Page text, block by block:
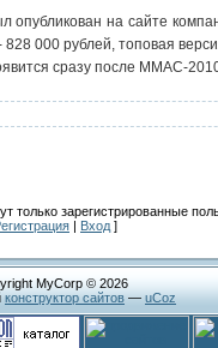
опубликован на сайте
000 рублей, топовая
сразу после ММАС-
только зарегистрированные
| Вход ]
MyCorp © 2026
конструктор сайтов—uCoz